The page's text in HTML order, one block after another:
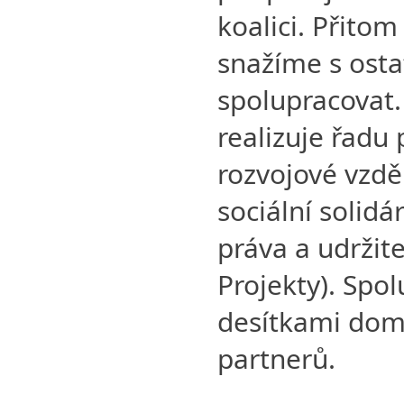
koalici.
snažíme s
realizuje řadu
rozvojové
sociální
práva a
Projekty).
desítkami
partnerů.